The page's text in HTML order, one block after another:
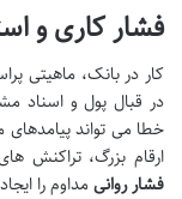
فشار کاری و
کار در بانک، ماهیتی
در قبال پول و اسناد
خطا می تواند پیامدهای
ارقام بزرگ، تراکنش
فشار روانیمداوم را